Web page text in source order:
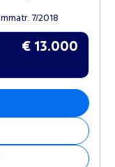
Immatr. 7/2018
€ 13.000